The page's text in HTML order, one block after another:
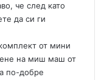
че след като
да си ги
от мини
на миш маш от
по-добре